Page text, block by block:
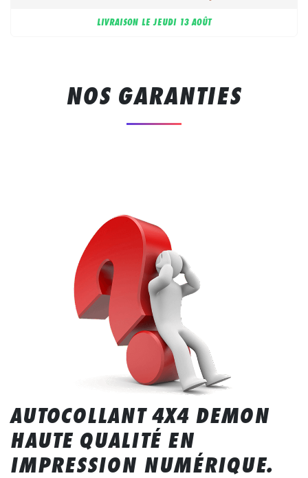
LIVRAISON LEJEUDI 13 AOÛT
NOS GARANTIES
AUTOCOLLANT 4X4 DEMON
HAUTE QUALITÉ EN
IMPRESSION NUMÉRIQUE.